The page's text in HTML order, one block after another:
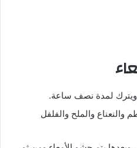
ويترك لمدة نصف ساعة.
والنعناع والملح والفلفل